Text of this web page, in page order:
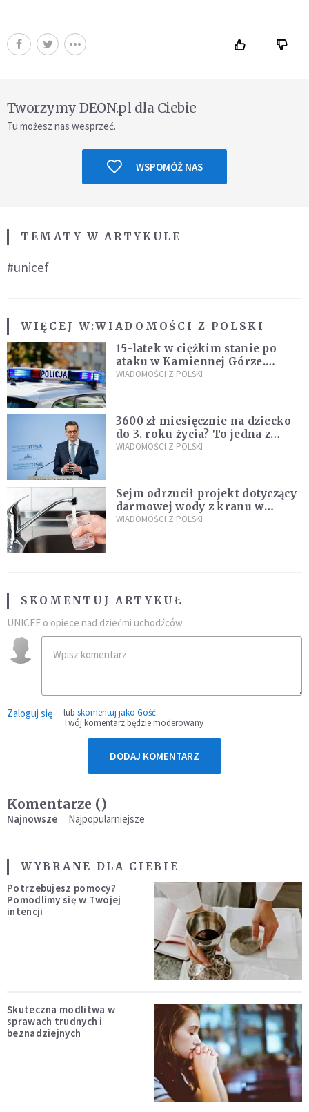
Tworzymy DEON.pl dla Ciebie
Tu możesz nas wesprzeć.
WSPOMÓŻ NAS
TEMATY W ARTYKULE
#unicef
WIĘCEJ W:WIADOMOŚCI Z POLSKI
15-latek w ciężkim stanie po
ataku w Kamiennej Górze.
Policja zatrzymała dwóch
WIADOMOŚCI Z POLSKI
3600 zł miesięcznie na dziecko
do 3. roku życia? To jedna z
propozycji programu "Rozwój
WIADOMOŚCI Z POLSKI
Sejm odrzucił projekt dotyczący
darmowej wody z kranu w
restauracjach
WIADOMOŚCI Z POLSKI
SKOMENTUJ ARTYKUŁ
UNICEF o opiece nad dziećmi uchodźców
Zaloguj się lub skomentuj jako Gość
Twój komentarz będzie moderowany
DODAJ KOMENTARZ
Komentarze ()
Najnowsze Najpopularniejsze
WYBRANE DLA CIEBIE
Potrzebujesz pomocy?
Pomodlimy się w Twojej
intencji
Skuteczna modlitwa w
sprawach trudnych i
beznadziejnych